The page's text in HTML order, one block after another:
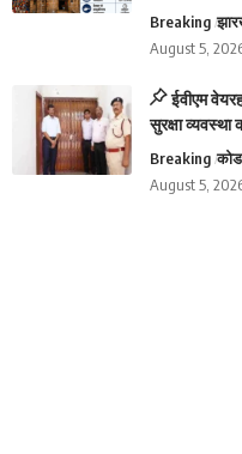
Breaking
August 5,
ईवीएम
सुरक्षा व्यवस्था
Breaking
August 5,